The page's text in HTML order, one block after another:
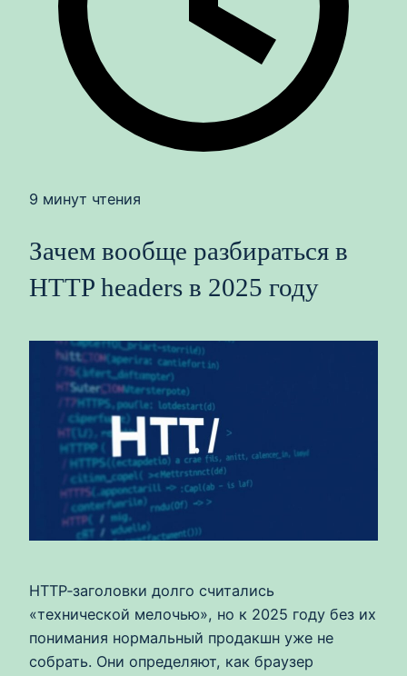
9 минут чтения
Зачем вообще разбираться в
HTTP headers в 2025 году
HTTP‑заголовки долго считались
«технической мелочью», но к 2025 году без их
понимания нормальный продакшн уже не
собрать. Они определяют, как браузер